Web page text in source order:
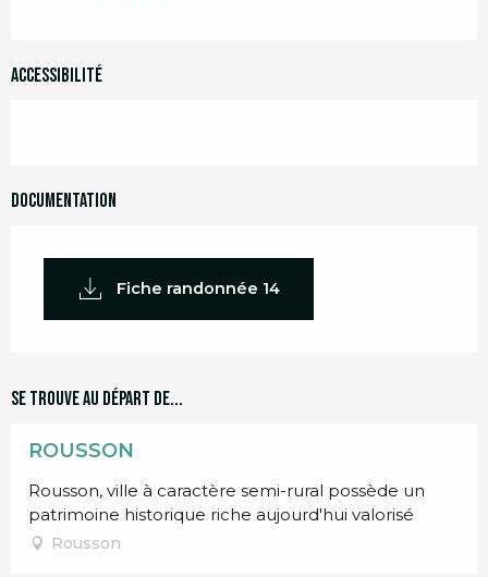
Accessibilité
Documentation
Fiche randonnée 14
Se trouve au départ de...
ROUSSON
Rousson, ville à caractère semi-rural possède un
patrimoine historique riche aujourd'hui valorisé
Rousson